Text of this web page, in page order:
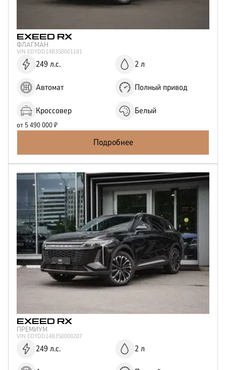
EXEED RX
ФЛАГМАН
VIN EDYDD14B3S0001181
249 л.с. 2 л
Автомат Полный привод
Кроссовер Белый
от 5 490 000₽
Подробнее
EXEED RX
ПРЕМИУМ
VIN EDYDD14B3S0000207
249 л.с. 2 л